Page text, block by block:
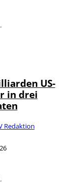
US-
in drei
Redaktion